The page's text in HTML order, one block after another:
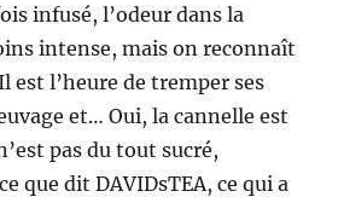
infusé, l’odeur dans la
intense, mais on reconnaît
est l’heure de tremper ses
et… Oui, la cannelle est
pas du tout sucré,
que dit DAVIDsTEA, ce qui a